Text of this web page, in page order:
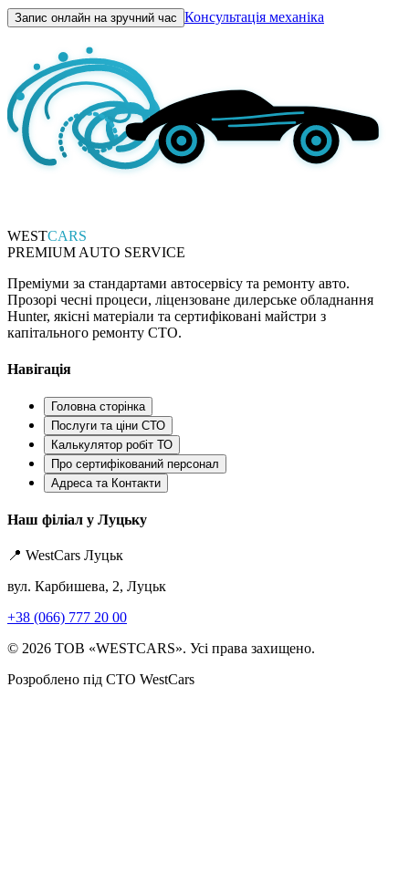
Запис онлайн на зручний час Консультація механіка
WESTCARS
PREMIUM AUTO SERVICE
Преміуми за стандартами автосервісу та ремонту авто.
Прозорі чесні процеси, ліцензоване дилерське обладнання
Hunter, якісні матеріали та сертифіковані майстри з
капітального ремонту СТО.
Навігація
Головна сторінка
Послуги та ціни СТО
Калькулятор робіт ТО
Про сертифікований персонал
Адреса та Контакти
Наш філіал у Луцьку
📍 WestCars Луцьк
вул. Карбишева, 2, Луцьк
+38 (066) 777 20 00
© 2026 ТОВ «WESTCARS». Усі права захищено.
Розроблено під СТО WestCars